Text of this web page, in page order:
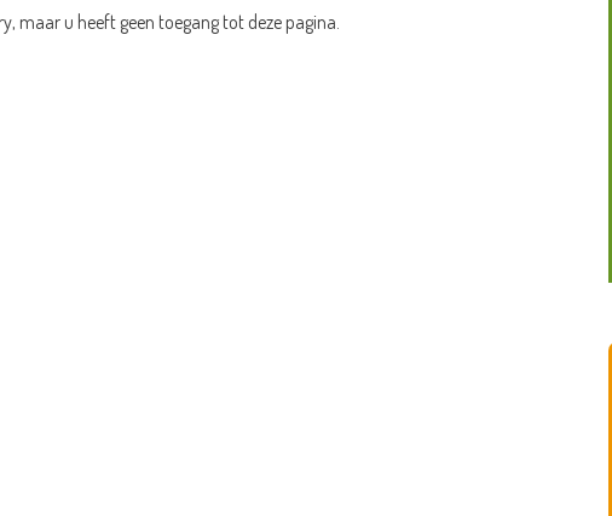
maar u heeft geen toegang tot deze pagina.